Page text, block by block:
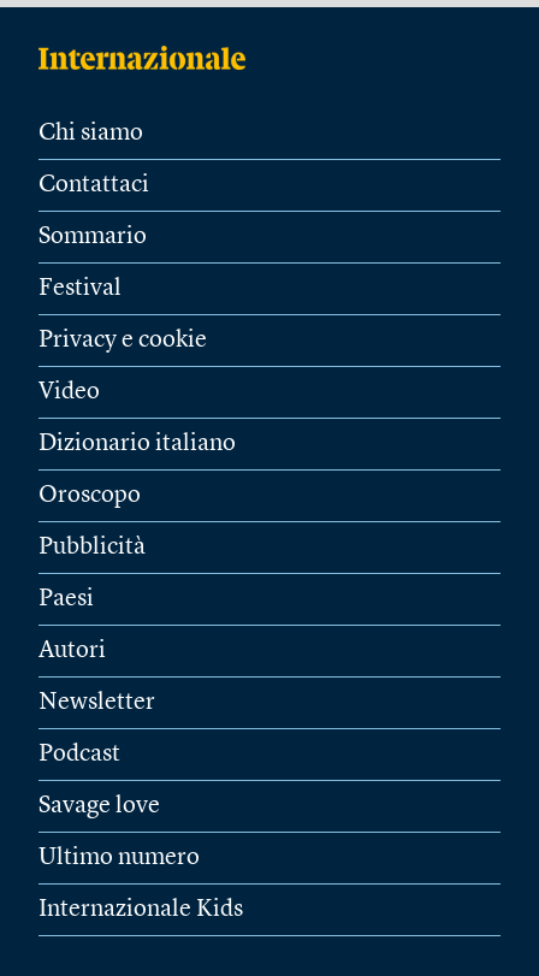
Chi siamo
Contattaci
Sommario
Festival
Privacy e cookie
Video
Dizionario italiano
Oroscopo
Pubblicità
Paesi
Autori
Newsletter
Podcast
Savage love
Ultimo numero
Internazionale Kids